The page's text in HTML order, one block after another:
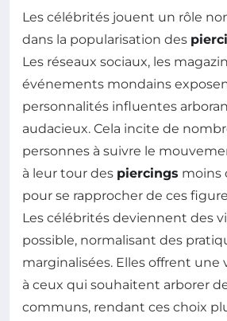
Les célébrités jouent un rôle
dans la popularisation des
Les réseaux sociaux, les
événements mondains
personnalités influentes
audacieux. Cela incite de
personnes à suivre le
à leur tour des piercings moins
pour se rapprocher de ces
Les célébrités deviennent des
possible, normalisant des
marginalisées. Elles offrent une
à ceux qui souhaitent arborer
communs, rendant ces choix